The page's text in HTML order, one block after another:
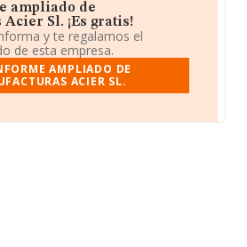
ampliado de
Sl. ¡Es gratis!
y te regalamos el
de esta empresa.
AMPLIADO DE
ACIER SL.